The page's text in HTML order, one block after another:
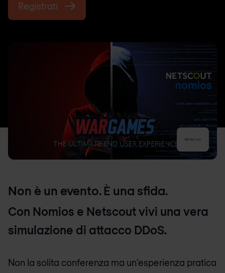
Registrati
Non è un evento. È una sfida.
Con Nomios e Netscout vivi una vera
simulazione di attacco DDoS.
Non la solita conferenza ma un’esperienza pratica